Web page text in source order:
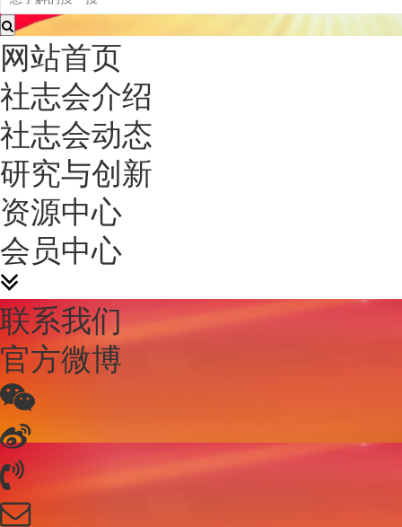
网站首页
社志会介绍
社志会动态
研究与创新
资源中心
会员中心
联系我们
官方微博